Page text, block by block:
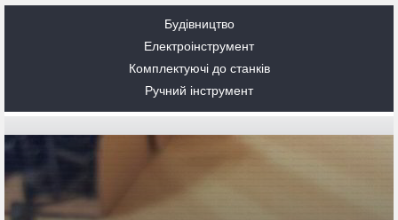
Будівництво
Електроінструмент
Комплектуючі до станків
Ручний інструмент